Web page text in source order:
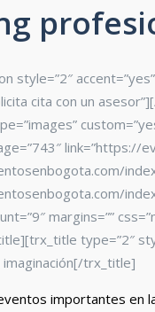
style=”2″
cita con un
margins=””
type=”2″
imaginación[/trx_title]
importantes en